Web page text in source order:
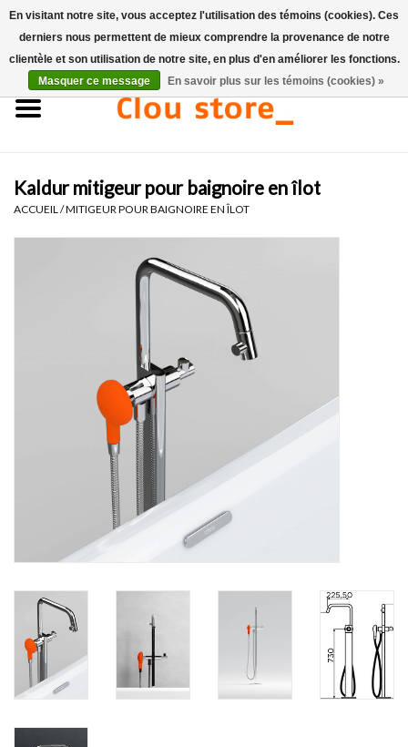
Accueil
Ensembles de lave-mains
Lave-mains
Accessoires de salle de bain
pièce de rechange
Marques
Kaldur mitigeur pour baignoire en îlot
ACCUEIL /MITIGEUR POUR BAIGNOIRE EN ÎLOT
En visitant notre site, vous acceptez l'utilisation des témoins (cookies). Ces
derniers nous permettent de mieux comprendre la provenance de notre
clientèle et son utilisation de notre site, en plus d'en améliorer les fonctions.
Masquer ce message
En savoir plus sur les témoins (cookies) »